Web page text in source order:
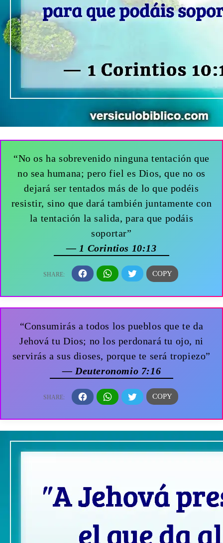
“No os ha sobrevenido ninguna tentación que
no sea humana; pero fiel es Dios, que no os
dejará ser tentados más de lo que podéis
resistir, sino que dará también juntamente con
la tentación la salida, para que podáis
soportar”
— 1 Corintios 10:13
“Consumirás a todos los pueblos que te da
Jehová tu Dios; no los perdonará tu ojo, ni
servirás a sus dioses, porque te será tropiezo”
— Deuteronomio 7:16